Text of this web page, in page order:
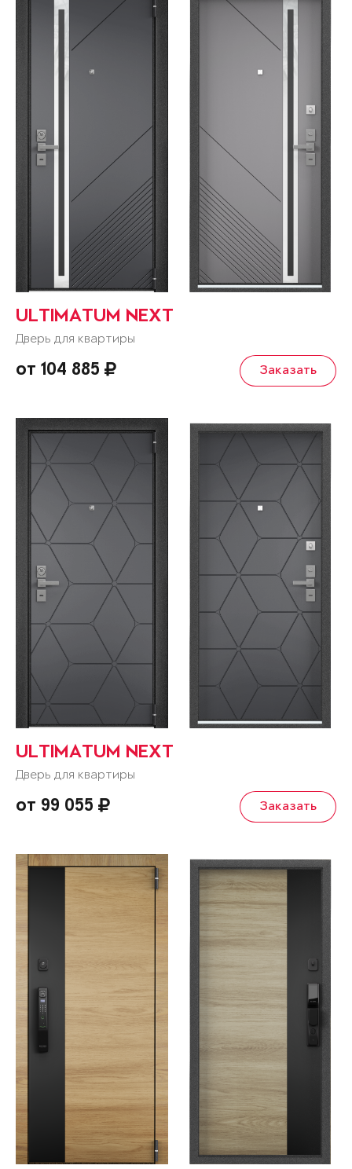
ULTIMATUM NEXT
Дверь для квартиры
от 104 885 Заказать
ULTIMATUM NEXT
Дверь для квартиры
от 99 055 Заказать